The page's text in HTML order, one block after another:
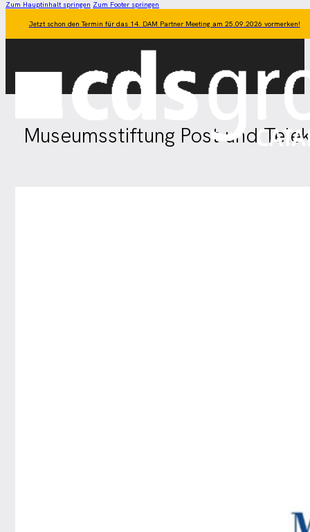
Zum Hauptinhalt springen Zum Footer springen
Jetzt schon den Termin für das 14. DAM Partner Meeting am 25.09.2026 vormerken!
Museumsstiftung Post und